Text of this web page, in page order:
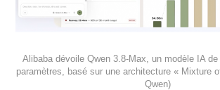
Alibaba dévoile Qwen 3.8-Max, un modèle IA
paramètres, basé sur une architecture « Mixture
Qwen)